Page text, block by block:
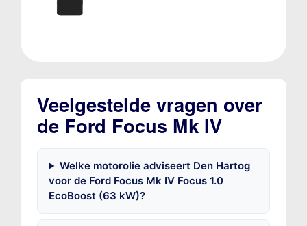
Veelgestelde vragen over
de Ford Focus Mk IV
Welke motorolie adviseert Den Hartog
voor de Ford Focus Mk IV Focus 1.0
EcoBoost (63 kW)?